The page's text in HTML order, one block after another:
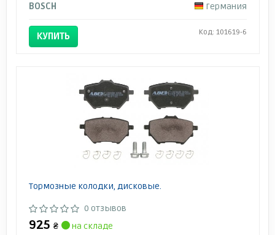
BOSCH
Германия
КУПИТЬ Код: 101619-6
Тормозные колодки, дисковые.
0 отзывов
925 ₴ на складе